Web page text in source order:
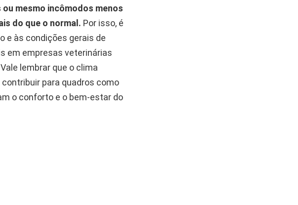
mesmo incômodos menos
do que o normal. Por isso, é
e às condições gerais de
em empresas veterinárias
lembrar que o clima
para quadros como
o conforto e o bem-estar do